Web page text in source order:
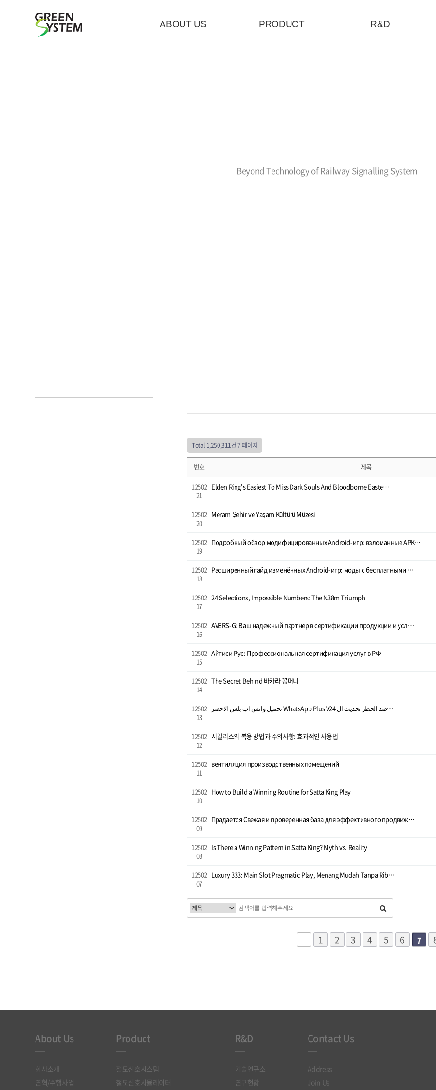
ABOUT US PRODUCT R&D
Beyond Technology of Railway Signalling System
Total 1,250,311건7 페이지
번호 제목
12502
21
Elden Ring's Easiest To Miss Dark Souls And Bloodborne Easte…
12502
20
Meram Şehir ve Yaşam Kültürü Müzesi
12502
19
Подробный обзор модифицированных Android-игр: взломанные APK…
12502
18
Расширенный гайд изменённых Android-игр: моды с бесплатными …
12502
17
24 Selections, Impossible Numbers: The N38m Triumph
12502
16
AVERS-G: Ваш надежный партнер в сертификации продукции и усл…
12502
15
Айтиси Рус: Профессиональная сертификация услуг в РФ
12502
14
The Secret Behind 바카라 꽁머니
12502
13
تحميل واتس اب بلس الاخضر WhatsApp Plus V24 ضد الحظر تحديث ال…
12502
12
시알리스의 복용 방법과 주의사항: 효과적인 사용법
12502
11
вентиляция производственных помещений
12502
10
How to Build a Winning Routine for Satta King Play
12502
09
Прадается Свежая и проверенная база для эффективного продвиж…
12502
08
Is There a Winning Pattern in Satta King? Myth vs. Reality
12502
07
Luxury 333: Main Slot Pragmatic Play, Menang Mudah Tanpa Rib…
1 2 3 4 5 6 7
About Us
회사소개
연혁/수행사업
Product
철도신호시스템
철도신호시뮬레이터
R&D
기술연구소
연구현황
Contact Us
Address
Join Us